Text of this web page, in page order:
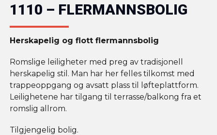
1110 – FLERMANNSBOLIG
Herskapelig og flott flermannsbolig
Romslige leiligheter med preg av tradisjonell
herskapelig stil. Man har her felles tilkomst med
trappeoppgang og avsatt plass til løfteplattform.
Leilighetene har tilgang til terrasse/balkong fra et
romslig allrom.
Tilgjengelig bolig.